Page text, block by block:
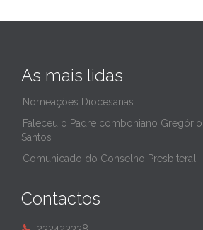
As mais lidas
Nomeações Diocesanas
Faleceu o Padre comboniano
Santos
Comunicado do Conselho Presbiteral
Contactos